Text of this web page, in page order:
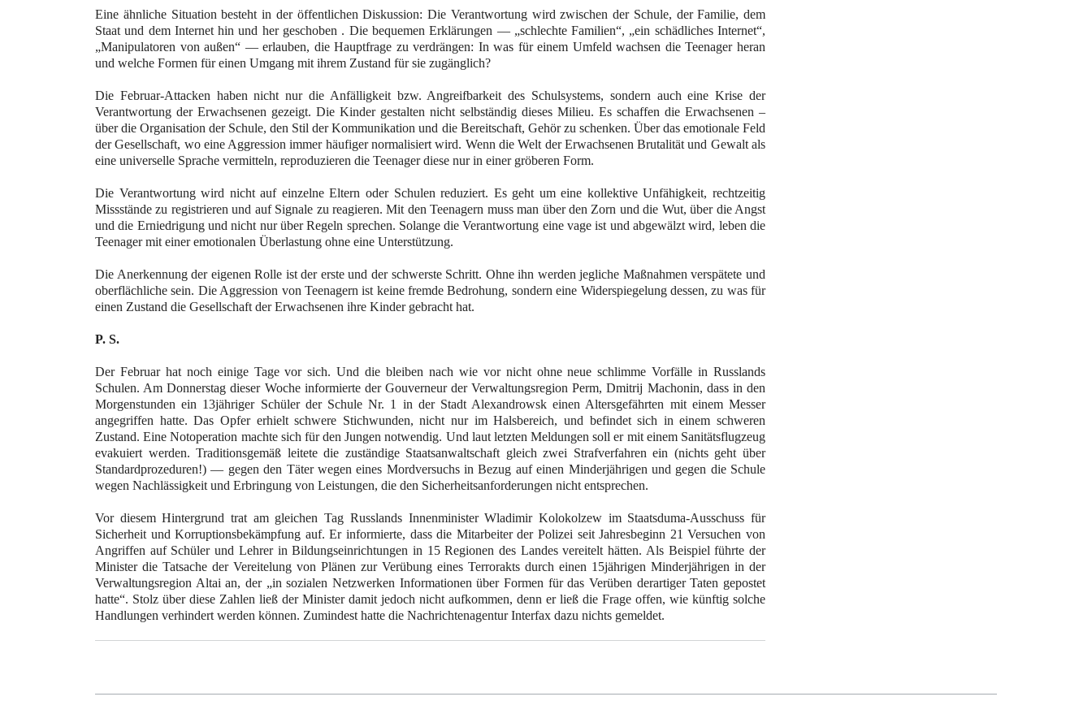
Eine ähnliche Situation besteht in der öffentlichen Diskussion: Die Verantwortung wird zwischen der Schule, der Familie, dem
Staat und dem Internet hin und her geschoben . Die bequemen Erklärungen — „schlechte Familien“, „ein schädliches Internet“,
„Manipulatoren von außen“ — erlauben, die Hauptfrage zu verdrängen: In was für einem Umfeld wachsen die Teenager heran
und welche Formen für einen Umgang mit ihrem Zustand für sie zugänglich?
Die Februar-Attacken haben nicht nur die Anfälligkeit bzw. Angreifbarkeit des Schulsystems, sondern auch eine Krise der
Verantwortung der Erwachsenen gezeigt. Die Kinder gestalten nicht selbständig dieses Milieu. Es schaffen die Erwachsenen –
über die Organisation der Schule, den Stil der Kommunikation und die Bereitschaft, Gehör zu schenken. Über das emotionale Feld
der Gesellschaft, wo eine Aggression immer häufiger normalisiert wird. Wenn die Welt der Erwachsenen Brutalität und Gewalt als
eine universelle Sprache vermitteln, reproduzieren die Teenager diese nur in einer gröberen Form.
Die Verantwortung wird nicht auf einzelne Eltern oder Schulen reduziert. Es geht um eine kollektive Unfähigkeit, rechtzeitig
Missstände zu registrieren und auf Signale zu reagieren. Mit den Teenagern muss man über den Zorn und die Wut, über die Angst
und die Erniedrigung und nicht nur über Regeln sprechen. Solange die Verantwortung eine vage ist und abgewälzt wird, leben die
Teenager mit einer emotionalen Überlastung ohne eine Unterstützung.
Die Anerkennung der eigenen Rolle ist der erste und der schwerste Schritt. Ohne ihn werden jegliche Maßnahmen verspätete und
oberflächliche sein. Die Aggression von Teenagern ist keine fremde Bedrohung, sondern eine Widerspiegelung dessen, zu was für
einen Zustand die Gesellschaft der Erwachsenen ihre Kinder gebracht hat.
P. S.
Der Februar hat noch einige Tage vor sich. Und die bleiben nach wie vor nicht ohne neue schlimme Vorfälle in Russlands
Schulen. Am Donnerstag dieser Woche informierte der Gouverneur der Verwaltungsregion Perm, Dmitrij Machonin, dass in den
Morgenstunden ein 13jähriger Schüler der Schule Nr. 1 in der Stadt Alexandrowsk einen Altersgefährten mit einem Messer
angegriffen hatte. Das Opfer erhielt schwere Stichwunden, nicht nur im Halsbereich, und befindet sich in einem schweren
Zustand. Eine Notoperation machte sich für den Jungen notwendig. Und laut letzten Meldungen soll er mit einem Sanitätsflugzeug
evakuiert werden. Traditionsgemäß leitete die zuständige Staatsanwaltschaft gleich zwei Strafverfahren ein (nichts geht über
Standardprozeduren!) — gegen den Täter wegen eines Mordversuchs in Bezug auf einen Minderjährigen und gegen die Schule
wegen Nachlässigkeit und Erbringung von Leistungen, die den Sicherheitsanforderungen nicht entsprechen.
Vor diesem Hintergrund trat am gleichen Tag Russlands Innenminister Wladimir Kolokolzew im Staatsduma-Ausschuss für
Sicherheit und Korruptionsbekämpfung auf. Er informierte, dass die Mitarbeiter der Polizei seit Jahresbeginn 21 Versuchen von
Angriffen auf Schüler und Lehrer in Bildungseinrichtungen in 15 Regionen des Landes vereitelt hätten. Als Beispiel führte der
Minister die Tatsache der Vereitelung von Plänen zur Verübung eines Terrorakts durch einen 15jährigen Minderjährigen in der
Verwaltungsregion Altai an, der „in sozialen Netzwerken Informationen über Formen für das Verüben derartiger Taten gepostet
hatte“. Stolz über diese Zahlen ließ der Minister damit jedoch nicht aufkommen, denn er ließ die Frage offen, wie künftig solche
Handlungen verhindert werden können. Zumindest hatte die Nachrichtenagentur Interfax dazu nichts gemeldet.